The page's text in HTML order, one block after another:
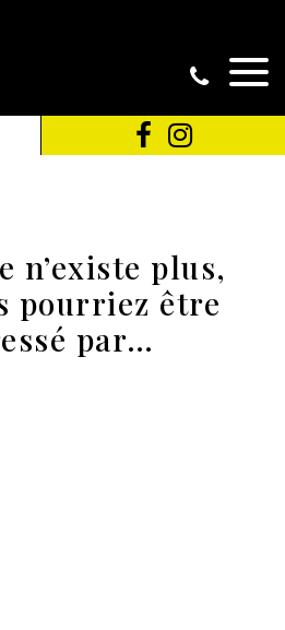
n’existe plus,
pourriez être
par…